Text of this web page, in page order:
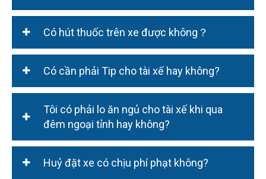
hơn và xảy ra tình trạng hết xe.
Có hút thuốc trên xe được không？
Có cần phải Tip cho tài xế hay không?
Tôi có phải lo ăn ngủ cho tài xế khi qua
đêm ngoại tỉnh hay không?
Huỷ đặt xe có chịu phí phạt không?